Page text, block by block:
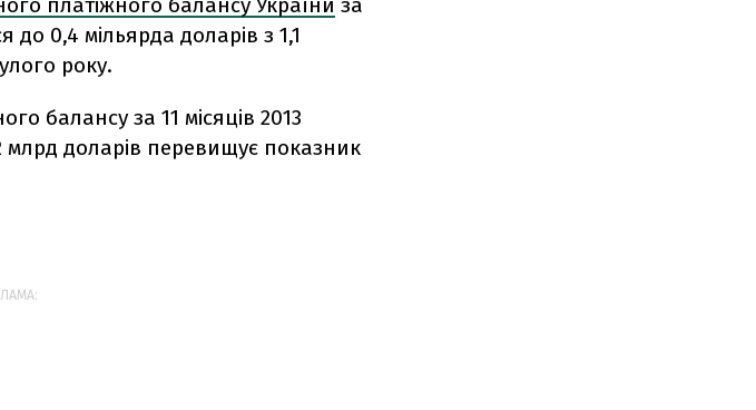
до 0,4 мільярда доларів з 1,1
року.
балансу за 11 місяців 2013
доларів перевищує показник